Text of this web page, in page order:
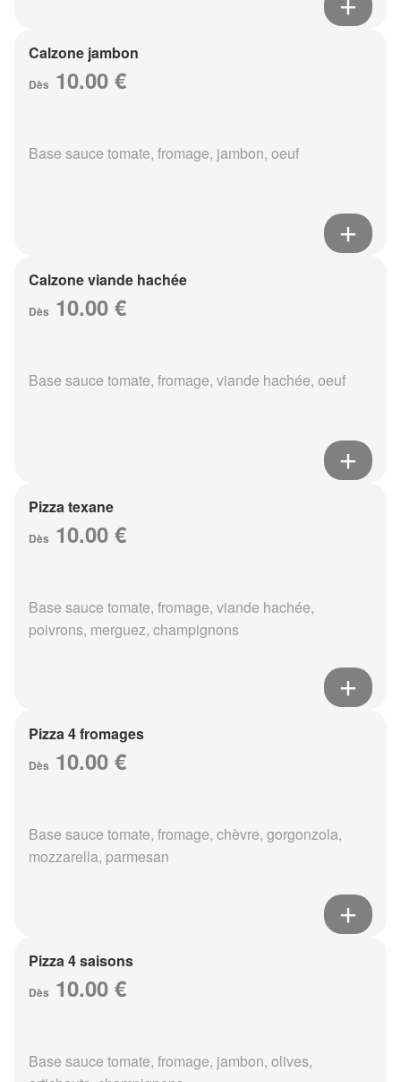
Calzone jambon
Dès 10.00 €
Base sauce tomate, fromage, jambon, oeuf
Calzone viande hachée
Dès 10.00 €
Base sauce tomate, fromage, viande hachée, oeuf
Pizza texane
Dès 10.00 €
Base sauce tomate, fromage, viande hachée,
poivrons, merguez, champignons
Pizza 4 fromages
Dès 10.00 €
Base sauce tomate, fromage, chèvre, gorgonzola,
mozzarella, parmesan
Pizza 4 saisons
Dès 10.00 €
Base sauce tomate, fromage, jambon, olives,